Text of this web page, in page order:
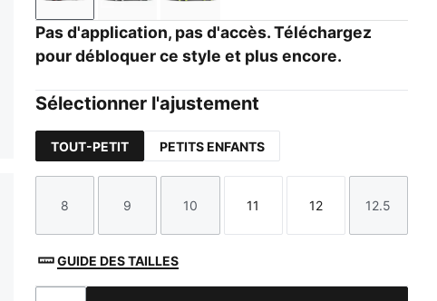
Pas d'application, pas d'accès. Téléchargez
pour débloquer ce style et plus encore.
Sélectionner l'ajustement
TOUT-PETIT PETITS ENFANTS
Taille
8
Taille
9
Taille
10
Taille
11
Taille
12
Taille
12.5
GUIDE DES TAILLES